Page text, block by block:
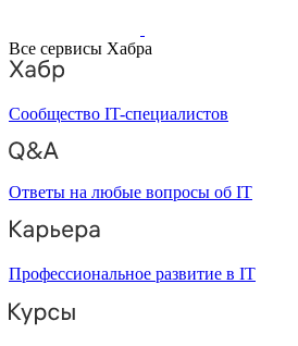
Все сервисы Хабра
Сообщество IT-специалистов
Ответы на любые вопросы об IT
Профессиональное развитие в IT